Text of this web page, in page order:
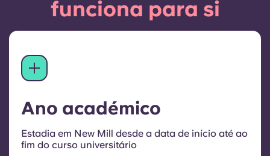
funciona para si
Ano académico
Estadia em New Mill desde a data de início até ao
fim do curso universitário